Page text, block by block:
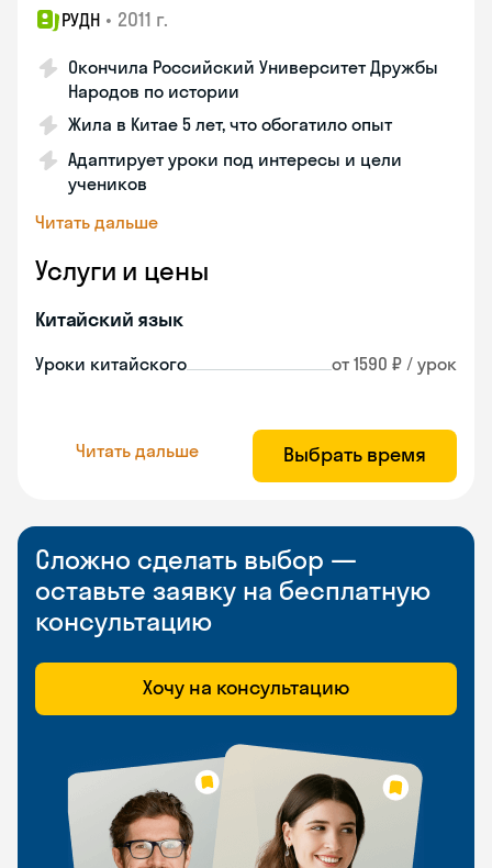
РУДН • 2011 г.
Окончила Российский Университет Дружбы
Народов по истории
Жила в Китае 5 лет, что обогатило опыт
Адаптирует уроки под интересы и цели
учеников
Читать дальше
Услуги и цены
Китайский язык
Уроки китайского от 1590 ₽ / урок
Читать дальше Выбрать время
Сложно сделать выбор —
оставьте заявку на бесплатную
консультацию
Хочу на консультацию